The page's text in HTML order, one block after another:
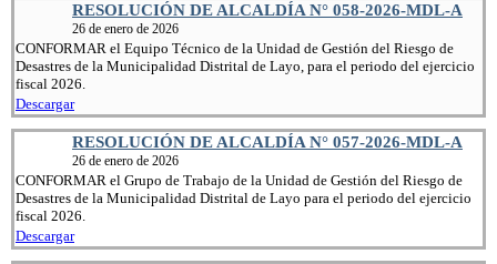
RESOLUCIÓN DE ALCALDÍA N° 058-2026-MDL-A
26 de enero de 2026
CONFORMAR el Equipo Técnico de la Unidad de Gestión del Riesgo de
Desastres de la Municipalidad Distrital de Layo, para el periodo del ejercicio
fiscal 2026.
Descargar
RESOLUCIÓN DE ALCALDÍA N° 057-2026-MDL-A
26 de enero de 2026
CONFORMAR el Grupo de Trabajo de la Unidad de Gestión del Riesgo de
Desastres de la Municipalidad Distrital de Layo para el periodo del ejercicio
fiscal 2026.
Descargar